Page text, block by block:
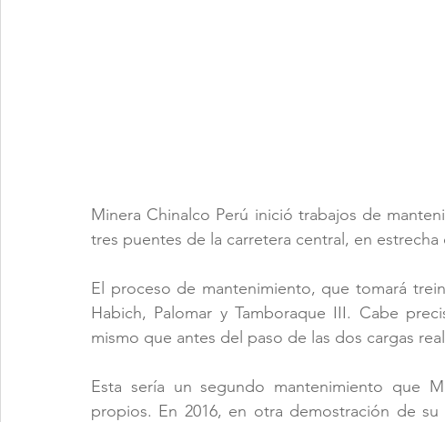
Minera Chinalco Perú inició trabajos de
tres puentes de la carretera central, en
El proceso de mantenimiento, que tomará
Habich, Palomar y Tamboraque III. Cabe
mismo que antes del paso de las dos cargas
Esta sería un segundo mantenimiento que
propios. En 2016, en otra demostración de